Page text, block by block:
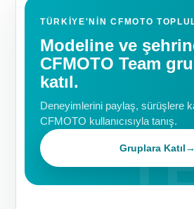
TÜRKIYE'NIN CFMOTO
Modeline ve
CFMOTO Team
katıl.
Deneyimlerini paylaş, sürüşlere
CFMOTO kullanıcısıyla tanış.
Gruplara Katıl→